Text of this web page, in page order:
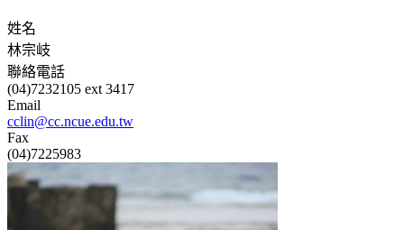
姓名
林宗岐
聯絡電話
(04)7232105 ext 3417
Email
cclin@cc.ncue.edu.tw
Fax
(04)7225983